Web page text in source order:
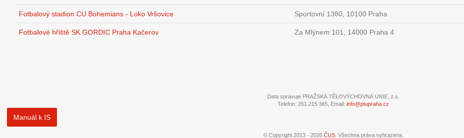
Fotbalový stadion CU Bohemians - Loko Vršovice Sportovní 1380, 10100 Praha
Fotbalové hřiště SK GORDIC Praha Kačerov Za Mlýnem 101, 14000 Praha 4
Data spravuje PRAŽSKÁ TĚLOVÝCHOVNÁ UNIE, z.s.
Telefon: 261 215 365, Email: info@ptupraha.cz
Manuál k IS
© Copyright 2013 - 2026 ČUS. Všechna práva vyhrazena.